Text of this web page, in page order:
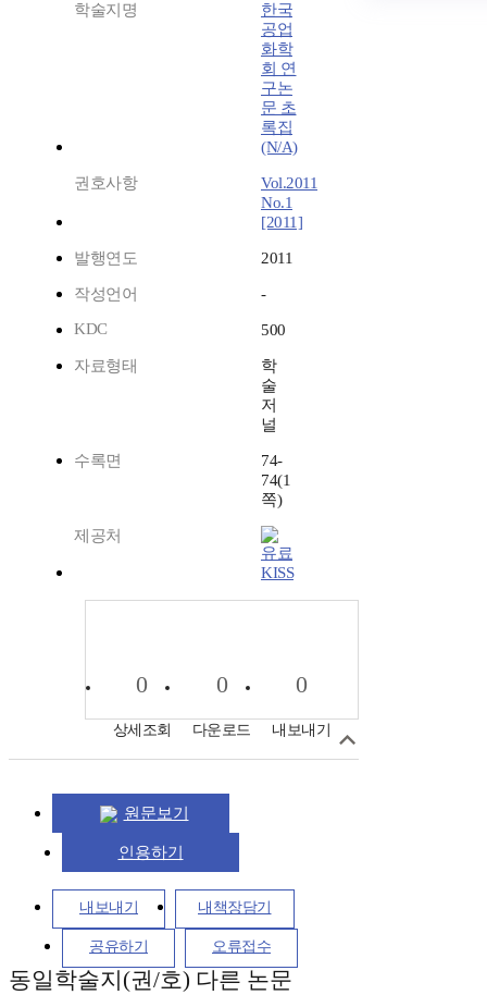
학술지명
한국
공업
화학
회 연
구논
문 초
록집
(N/A)
권호사항
Vol.2011
No.1
[2011]
발행연도 2011
작성언어
-
KDC
500
자료형태
학
술
저
널
수록면
74-
74(1
쪽)
제공처
KISS
0
상세조회
0
다운로드
0
내보내기
원문보기
인용하기
내보내기 내책장담기
공유하기 오류접수
동일학술지(권/호) 다른 논문